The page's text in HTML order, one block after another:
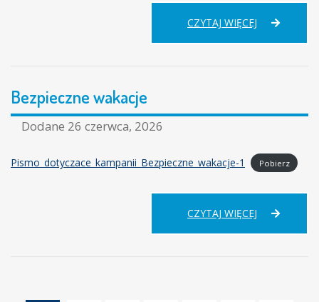
CZYTAJ WIĘCEJ LIST
Bezpieczne wakacje
Dodane 26 czerwca, 2026
Pismo_dotyczace_kampanii_Bezpieczne_wakacje-1 Pobierz
CZYTAJ WIĘCEJ BEZPIECZNE